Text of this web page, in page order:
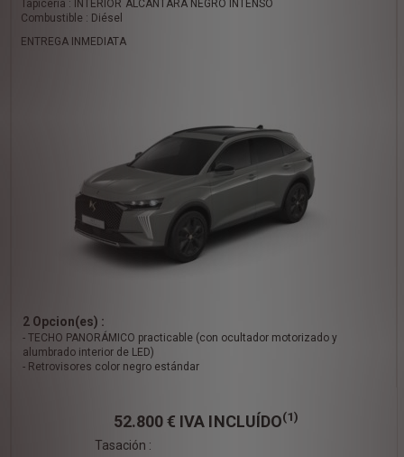
Tapicería : INTERIOR ALCANTARA NEGRO INTENSO
Combustible : Diésel
ENTREGA INMEDIATA
2 Opcion(es) :
- TECHO PANORÁMICO practicable (con ocultador motorizado y
alumbrado interior de LED)
- Retrovisores color negro estándar
52.800 € IVA INCLUÍDO(1)
Tasación :